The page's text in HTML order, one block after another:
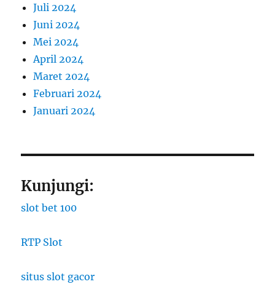
Juli 2024
Juni 2024
Mei 2024
April 2024
Maret 2024
Februari 2024
Januari 2024
Kunjungi:
slot bet 100
RTP Slot
situs slot gacor